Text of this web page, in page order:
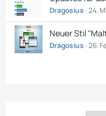
Dragosius 24.
Neuer Stil
Dragosius 26.